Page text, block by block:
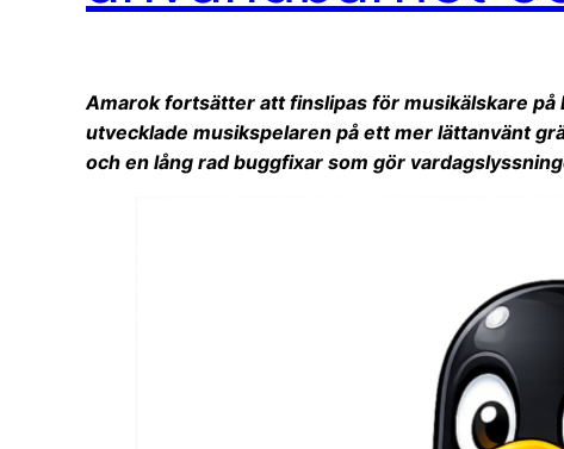
Amarok fortsätter att finslipas för musikälskare
utvecklade musikspelaren på ett mer lättanvänt
och en lång rad buggfixar som gör